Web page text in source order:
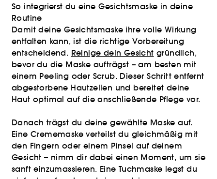
So integrierst du eine Gesichtsmaske in deine
Routine
Damit deine Gesichtsmaske ihre volle Wirkung
entfalten kann, ist die richtige Vorbereitung
entscheidend. Reinige dein Gesicht gründlich,
bevor du die Maske aufträgst – am besten mit
einem Peeling oder Scrub. Dieser Schritt entfernt
abgestorbene Hautzellen und bereitet deine
Haut optimal auf die anschließende Pflege vor.
Danach trägst du deine gewählte Maske auf.
Eine Crememaske verteilst du gleichmäßig mit
den Fingern oder einem Pinsel auf deinem
Gesicht – nimm dir dabei einen Moment, um sie
sanft einzumassieren. Eine Tuchmaske legst du